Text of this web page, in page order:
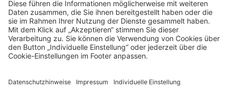
Zentrale Bereiche
Auszeichnungen
Jetzt Job finden